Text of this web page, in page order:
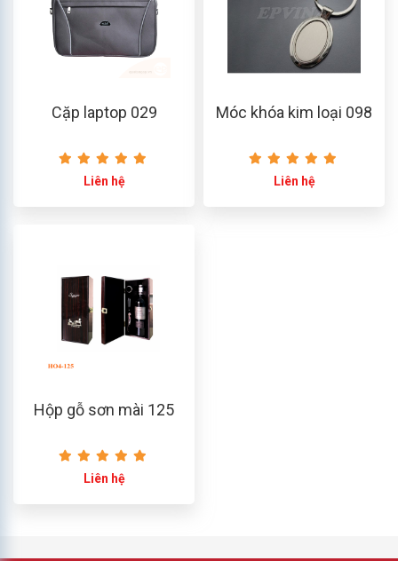
Cặp laptop 029
Liên hệ
Móc khóa kim loại 098
Liên hệ
Hộp gỗ sơn mài 125
Liên hệ